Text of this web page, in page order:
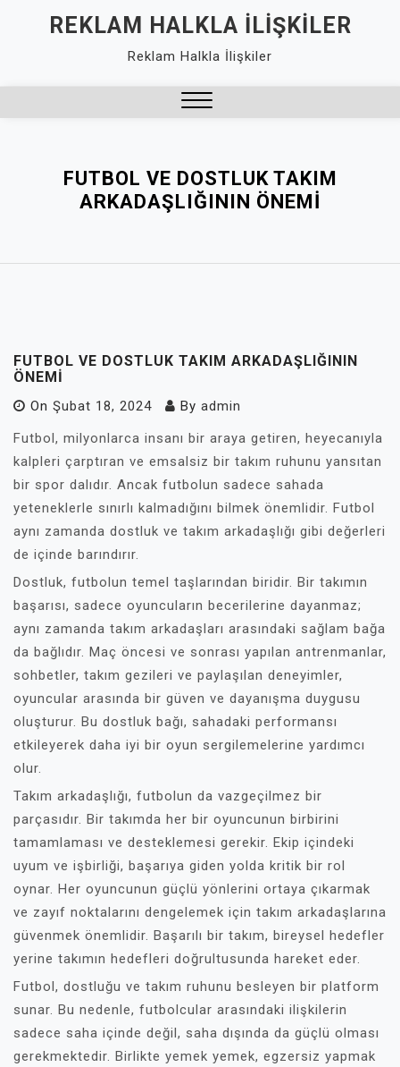
REKLAM HALKLA İLIŞKILER
Reklam Halkla İlişkiler
FUTBOL VE DOSTLUK TAKIM
ARKADAŞLIĞININ ÖNEMI
FUTBOL VE DOSTLUK TAKIM ARKADAŞLIĞININ
ÖNEMI
On Şubat 18, 2024 By admin
Futbol, milyonlarca insanı bir araya getiren, heyecanıyla
kalpleri çarptıran ve emsalsiz bir takım ruhunu yansıtan
bir spor dalıdır. Ancak futbolun sadece sahada
yeteneklerle sınırlı kalmadığını bilmek önemlidir. Futbol
aynı zamanda dostluk ve takım arkadaşlığı gibi değerleri
de içinde barındırır.
Dostluk, futbolun temel taşlarından biridir. Bir takımın
başarısı, sadece oyuncuların becerilerine dayanmaz;
aynı zamanda takım arkadaşları arasındaki sağlam bağa
da bağlıdır. Maç öncesi ve sonrası yapılan antrenmanlar,
sohbetler, takım gezileri ve paylaşılan deneyimler,
oyuncular arasında bir güven ve dayanışma duygusu
oluşturur. Bu dostluk bağı, sahadaki performansı
etkileyerek daha iyi bir oyun sergilemelerine yardımcı
olur.
Takım arkadaşlığı, futbolun da vazgeçilmez bir
parçasıdır. Bir takımda her bir oyuncunun birbirini
tamamlaması ve desteklemesi gerekir. Ekip içindeki
uyum ve işbirliği, başarıya giden yolda kritik bir rol
oynar. Her oyuncunun güçlü yönlerini ortaya çıkarmak
ve zayıf noktalarını dengelemek için takım arkadaşlarına
güvenmek önemlidir. Başarılı bir takım, bireysel hedefler
yerine takımın hedefleri doğrultusunda hareket eder.
Futbol, dostluğu ve takım ruhunu besleyen bir platform
sunar. Bu nedenle, futbolcular arasındaki ilişkilerin
sadece saha içinde değil, saha dışında da güçlü olması
gerekmektedir. Birlikte yemek yemek, egzersiz yapmak